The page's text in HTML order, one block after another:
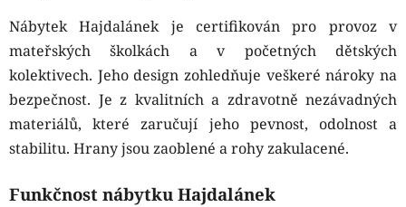
Nábytek Hajdalánek je certifikován pro provoz v
mateřských školkách a v početných dětských
kolektivech. Jeho design zohledňuje veškeré nároky na
bezpečnost. Je z kvalitních a zdravotně nezávadných
materiálů, které zaručují jeho pevnost, odolnost a
stabilitu. Hrany jsou zaoblené a rohy zakulacené.
Funkčnost nábytku Hajdalánek